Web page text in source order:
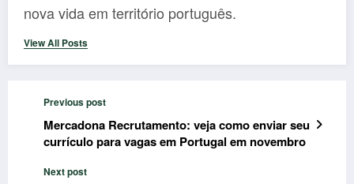
nova vida em território português.
View All Posts
Previous post
Mercadona Recrutamento: veja como enviar seu
currículo para vagas em Portugal em novembro
Next post